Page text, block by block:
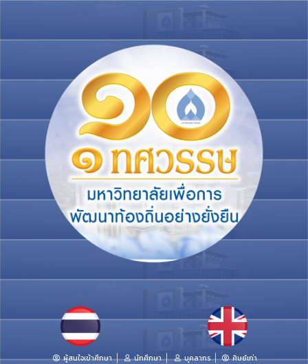
ผู้สนใจเข้าศึกษา นักศึกษา บุคลากร ศิษย์เก่า